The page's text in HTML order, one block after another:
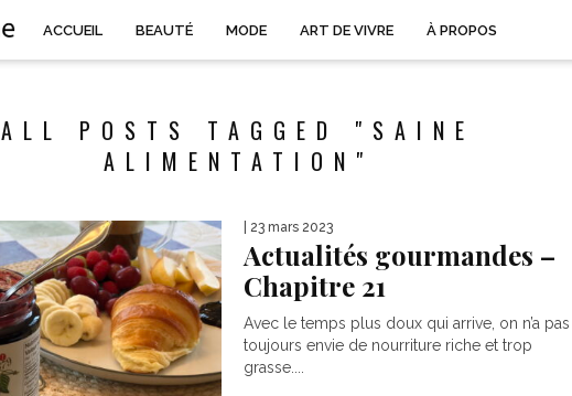
ACCUEIL BEAUTÉ MODE ART DE VIVRE À PROPOS
ALL POSTS TAGGED "SAINE
ALIMENTATION"
| 23 mars 2023
Actualités gourmandes –
Chapitre 21
Avec le temps plus doux qui arrive, on n’a pas
toujours envie de nourriture riche et trop
grasse....